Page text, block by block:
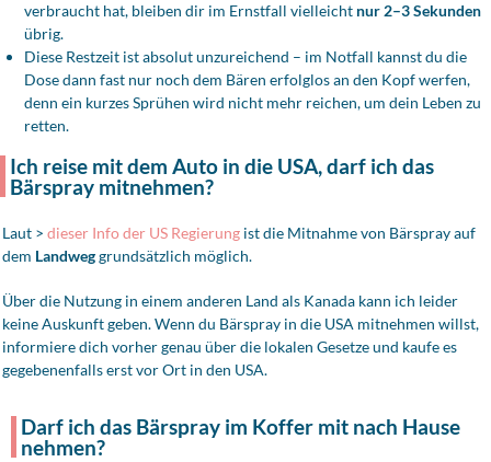
verbraucht hat, bleiben dir im Ernstfall vielleicht nur 2–3 Sekunden
übrig.
Diese Restzeit ist absolut unzureichend – im Notfall kannst du die
Dose dann fast nur noch dem Bären erfolglos an den Kopf werfen,
denn ein kurzes Sprühen wird nicht mehr reichen, um dein Leben zu
retten.
Ich reise mit dem Auto in die USA, darf ich das
Bärspray mitnehmen?
Laut > dieser Info der US Regierung ist die Mitnahme von Bärspray auf
dem Landweggrundsätzlich möglich.
Über die Nutzung in einem anderen Land als Kanada kann ich leider
keine Auskunft geben. Wenn du Bärspray in die USA mitnehmen willst,
informiere dich vorher genau über die lokalen Gesetze und kaufe es
gegebenenfalls erst vor Ort in den USA.
Darf ich das Bärspray im Koffer mit nach Hause
nehmen?